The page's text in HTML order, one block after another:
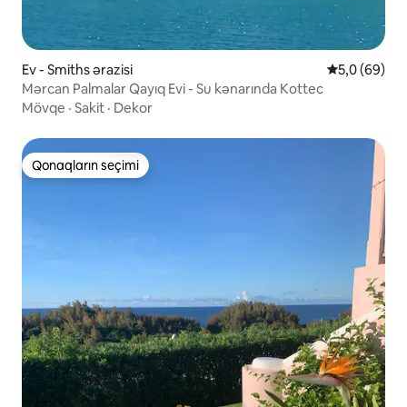
Ev - Smiths ərazisi Ortalama
5,0 (69)
Mərcan Palmalar Qayıq Evi - Su kənarında Kottec
Mövqe · Sakit · Dekor
Qonaqların seçimi
Qonaqların seçimi